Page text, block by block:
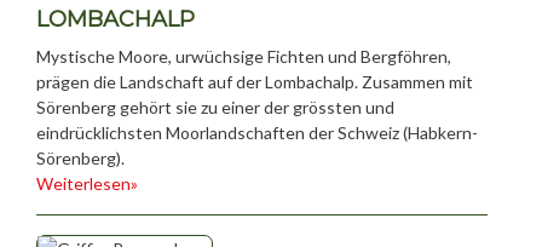
LOMBACHALP
Mystische Moore, urwüchsige Fichten und Bergföhren,
prägen die Landschaft auf der Lombachalp. Zusammen mit
Sörenberg gehört sie zu einer der grössten und
eindrücklichsten Moorlandschaften der Schweiz (Habkern-
Sörenberg).
Weiterlesen»